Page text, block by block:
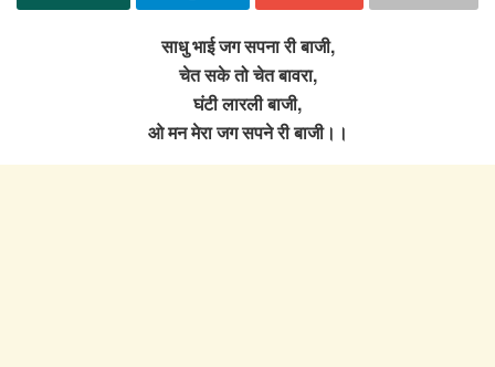
साधु भाई जग सपना री बाजी,
चेत सके तो चेत बावरा,
घंटी लारली बाजी,
ओ मन मेरा जग सपने री बाजी।।